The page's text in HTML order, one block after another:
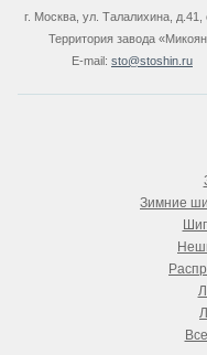
г. Москва, ул. Талалихина, д.41,
Территория завода
E-mail: sto@stoshin.ru
Зимние